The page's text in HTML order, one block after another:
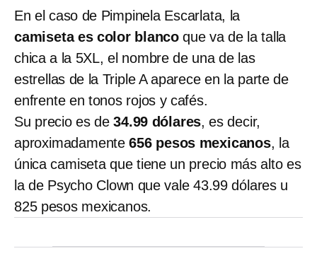
En el caso de Pimpinela Escarlata, la
camiseta es color blancoque va de la talla
chica a la 5XL, el nombre de una de las
estrellas de la Triple A aparece en la parte de
enfrente en tonos rojos y cafés.
Su precio es de34.99 dólares, es decir,
aproximadamente656 pesos mexicanos, la
única camiseta que tiene un precio más alto es
la de Psycho Clown que vale 43.99 dólares u
825 pesos mexicanos.